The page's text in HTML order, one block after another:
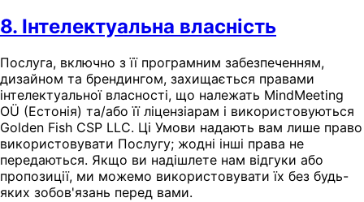
8. Інтелектуальна власність
Послуга, включно з її програмним забезпеченням,
дизайном та брендингом, захищається правами
інтелектуальної власності, що належать MindMeeting
OÜ (Естонія) та/або її ліцензіарам і використовуються
Golden Fish CSP LLC. Ці Умови надають вам лише право
використовувати Послугу; жодні інші права не
передаються. Якщо ви надішлете нам відгуки або
пропозиції, ми можемо використовувати їх без будь-
яких зобов'язань перед вами.